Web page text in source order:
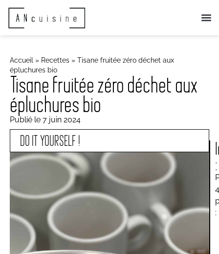
Accueil » Recettes » Tisane fruitée zéro déchet aux
épluchures bio
Tisane fruitée zéro déchet aux
épluchures bio
Publié le 7 juin 2024
:
4
:
DO IT YOURSELF !